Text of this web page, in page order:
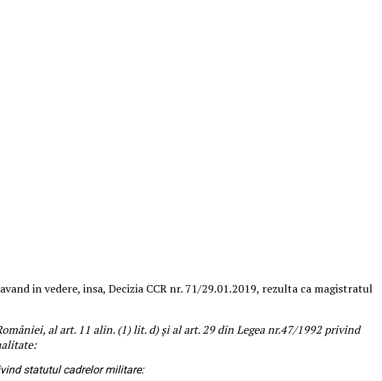
in vedere, insa, Decizia CCR nr. 71/29.01.2019, rezulta ca magistratul
al art. 11 alin. (1) lit. d) și al art. 29 din Legea nr.47/1992 privind
statutul cadrelor militare: